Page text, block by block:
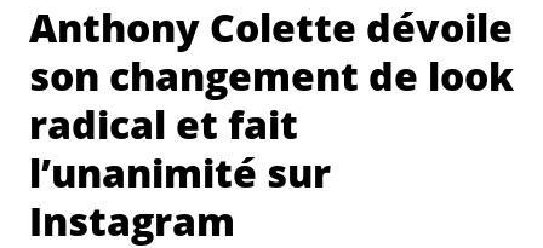
Anthony Colette dévoile
son changement de look
radical et fait
l’unanimité sur
Instagram